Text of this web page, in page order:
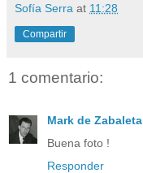
Sofía Serra at 11:28
Compartir
1 comentario:
Mark de Zabaleta
Buena foto !
Responder